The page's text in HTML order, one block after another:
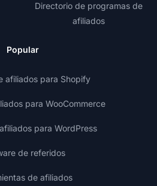
Directorio de programas de
afiliados
Popular
afiliados para Shopify
para WooCommerce
para WordPress
de referidos
de afiliados